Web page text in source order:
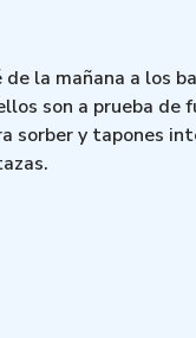
la mañana a los
son a prueba de
sorber y tapones